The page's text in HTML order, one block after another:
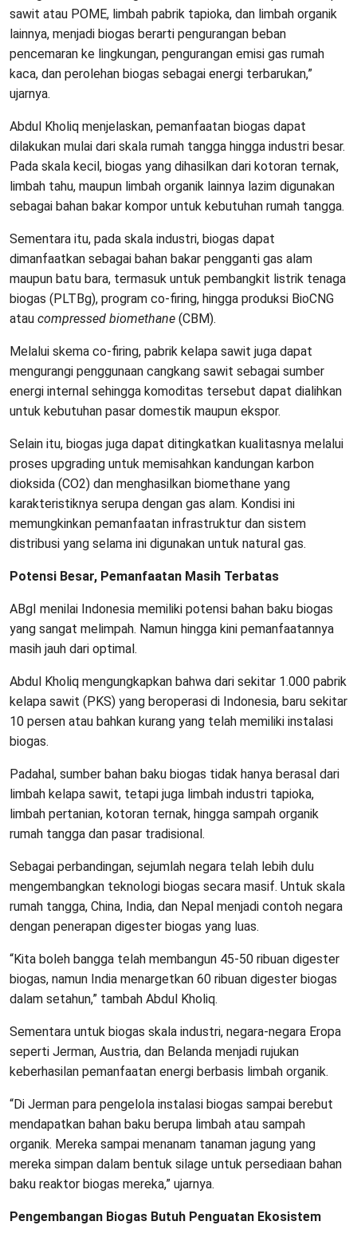
sawit atau POME, limbah pabrik tapioka, dan limbah organik
lainnya, menjadi biogas berarti pengurangan beban
pencemaran ke lingkungan, pengurangan emisi gas rumah
kaca, dan perolehan biogas sebagai energi terbarukan,”
ujarnya.
Abdul Kholiq menjelaskan, pemanfaatan biogas dapat
dilakukan mulai dari skala rumah tangga hingga industri besar.
Pada skala kecil, biogas yang dihasilkan dari kotoran ternak,
limbah tahu, maupun limbah organik lainnya lazim digunakan
sebagai bahan bakar kompor untuk kebutuhan rumah tangga.
Sementara itu, pada skala industri, biogas dapat
dimanfaatkan sebagai bahan bakar pengganti gas alam
maupun batu bara, termasuk untuk pembangkit listrik tenaga
biogas (PLTBg), program co-firing, hingga produksi BioCNG
atau compressed biomethane (CBM).
Melalui skema co-firing, pabrik kelapa sawit juga dapat
mengurangi penggunaan cangkang sawit sebagai sumber
energi internal sehingga komoditas tersebut dapat dialihkan
untuk kebutuhan pasar domestik maupun ekspor.
Selain itu, biogas juga dapat ditingkatkan kualitasnya melalui
proses upgrading untuk memisahkan kandungan karbon
dioksida (CO2) dan menghasilkan biomethane yang
karakteristiknya serupa dengan gas alam. Kondisi ini
memungkinkan pemanfaatan infrastruktur dan sistem
distribusi yang selama ini digunakan untuk natural gas.
Potensi Besar, Pemanfaatan Masih Terbatas
ABgI menilai Indonesia memiliki potensi bahan baku biogas
yang sangat melimpah. Namun hingga kini pemanfaatannya
masih jauh dari optimal.
Abdul Kholiq mengungkapkan bahwa dari sekitar 1.000 pabrik
kelapa sawit (PKS) yang beroperasi di Indonesia, baru sekitar
10 persen atau bahkan kurang yang telah memiliki instalasi
biogas.
Padahal, sumber bahan baku biogas tidak hanya berasal dari
limbah kelapa sawit, tetapi juga limbah industri tapioka,
limbah pertanian, kotoran ternak, hingga sampah organik
rumah tangga dan pasar tradisional.
Sebagai perbandingan, sejumlah negara telah lebih dulu
mengembangkan teknologi biogas secara masif. Untuk skala
rumah tangga, China, India, dan Nepal menjadi contoh negara
dengan penerapan digester biogas yang luas.
“Kita boleh bangga telah membangun 45-50 ribuan digester
biogas, namun India menargetkan 60 ribuan digester biogas
dalam setahun,” tambah Abdul Kholiq.
Sementara untuk biogas skala industri, negara-negara Eropa
seperti Jerman, Austria, dan Belanda menjadi rujukan
keberhasilan pemanfaatan energi berbasis limbah organik.
“Di Jerman para pengelola instalasi biogas sampai berebut
mendapatkan bahan baku berupa limbah atau sampah
organik. Mereka sampai menanam tanaman jagung yang
mereka simpan dalam bentuk silage untuk persediaan bahan
baku reaktor biogas mereka,” ujarnya.
Pengembangan Biogas Butuh Penguatan Ekosistem